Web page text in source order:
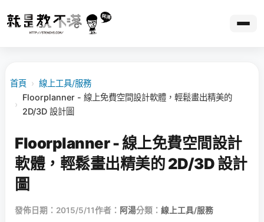
首頁 › 線上工具/服務
›
Floorplanner - 線上免費空間設計軟體，輕鬆畫出精美的
2D/3D 設計圖
Floorplanner - 線上免費空間設計
軟體，輕鬆畫出精美的 2D/3D 設計
圖
發佈日期：2015/5/11作者： 阿湯分類： 線上工具/服務